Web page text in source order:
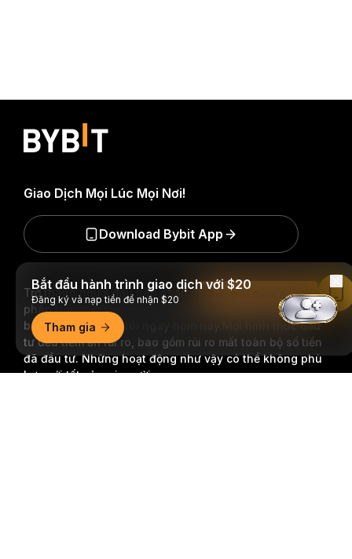
Trở thành người đầu tiên nhận được những hiểu biết và
phân tích quan trọng về thế giới crypto: đăng ký nhận
bản tin của chúng tôi ngay hôm nay.
Mọi hình thức đầu
tư đều tiềm ẩn rủi ro, bao gồm rủi ro mất toàn bộ số tiền
đã đầu tư. Những hoạt động như vậy có thể không phù
hợp với tất cả mọi người.
Giao Dịch Mọi Lúc Mọi Nơi!
Download Bybit App
Bắt đầu hành trình giao dịch với $20
Đăng ký và nạp tiền để nhận $20
Tham gia
Đọc Trên Bybit App